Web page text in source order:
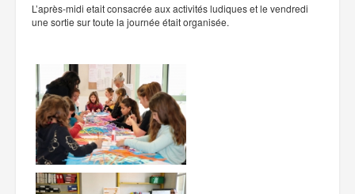
L’après-midi etait consacrée aux activités ludiques et le vendredi
une sortie sur toute la journée était organisée.